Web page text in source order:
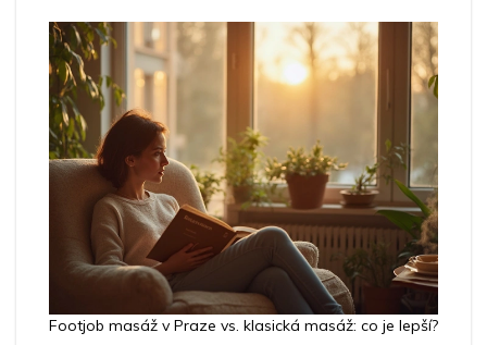
Footjob masáž v Praze vs. klasická masáž: co je lepší?